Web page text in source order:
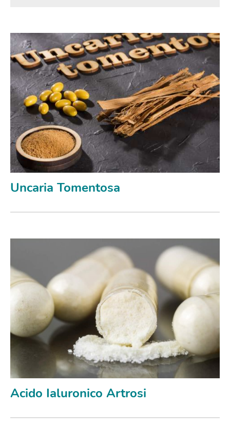
Uncaria Tomentosa
Acido Ialuronico Artrosi